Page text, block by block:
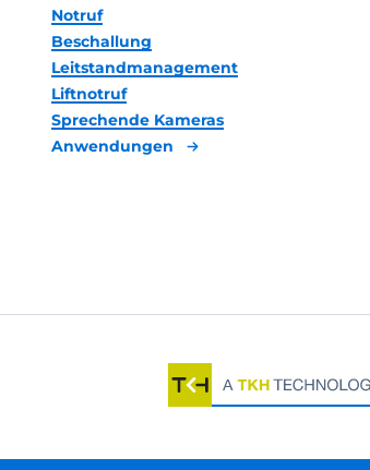
Notruf
Beschallung
Leitstandmanagement
Liftnotruf
Sprechende Kameras
Anwendungen